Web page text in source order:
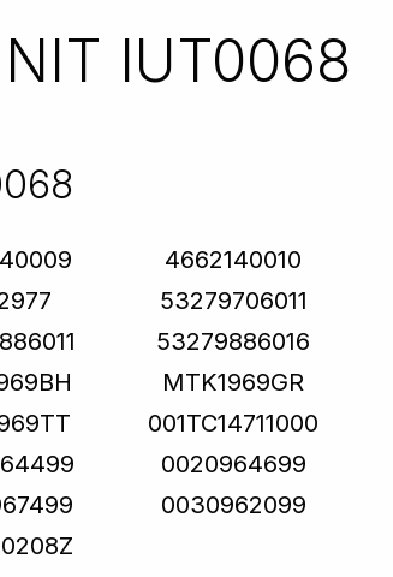
IUT0068
4662140010
53279706011
53279886016
MTK1969GR
001TC14711000
0020964699
0030962099